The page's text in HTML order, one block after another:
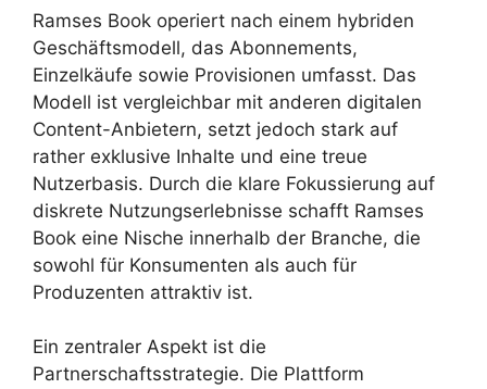
Ramses Book operiert nach einem hybriden
Geschäftsmodell, das Abonnements,
Einzelkäufe sowie Provisionen umfasst. Das
Modell ist vergleichbar mit anderen digitalen
Content-Anbietern, setzt jedoch stark auf
rather exklusive Inhalte und eine treue
Nutzerbasis. Durch die klare Fokussierung auf
diskrete Nutzungserlebnisse schafft Ramses
Book eine Nische innerhalb der Branche, die
sowohl für Konsumenten als auch für
Produzenten attraktiv ist.
Ein zentraler Aspekt ist die
Partnerschaftsstrategie. Die Plattform